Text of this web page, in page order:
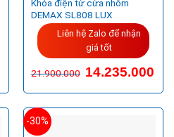
Khóa điện tử cửa nhôm
DEMAX SL808 LUX
Liên hệ Zalo để nhận
giá tốt
21.900.000 14.235.000
-30%